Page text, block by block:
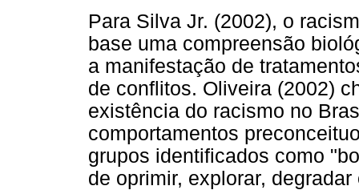
Para Silva Jr. (2002), o
base uma compreensão
a manifestação de
de conflitos. Oliveira (2002)
existência do racismo no
comportamentos
grupos identificados como
de oprimir, explorar,